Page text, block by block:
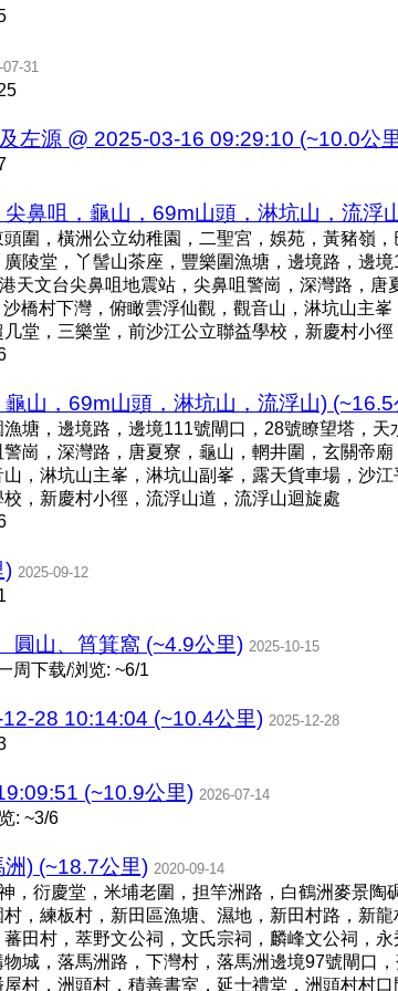
07-31
左源 @ 2025-03-16 09:29:10 (~10.0公
鼻咀，龜山，69m山頭，淋坑山，流浮
圍，橫洲公立幼稚園，二聖宮，娛苑，黃豬嶺
陵堂，丫髻山茶座，豐樂圍漁塘，邊境路，邊
天文台尖鼻咀地震站，尖鼻咀警崗，深灣路，唐
橋村下灣，俯瞰雲浮仙觀，觀音山，淋坑山主
堂，三樂堂，前沙江公立聯益學校，新慶村小
山，69m山頭，淋坑山，流浮山) (~16.5
塘，邊境路，邊境111號閘口，28號瞭望塔，
崗，深灣路，唐夏寮，龜山，輞井圍，玄關帝
，淋坑山主峯，淋坑山副峯，露天貨車場，沙
，新慶村小徑，流浮山道，流浮山迴旋處
) 2025-09-12
圓山、筲箕窩 (~4.9公里) 2025-10-15
周下载/浏览: ~6/1
28 10:14:04 (~10.4公里) 2025-12-28
(~10.9公里) 2026-07-14
: ~3/6
) (~18.7公里) 2020-09-14
，衍慶堂，米埔老圍，担竿洲路，白鶴洲麥景陶
，練板村，新田區漁塘、濕地，新田村路，新
田村，萃野文公祠，文氏宗祠，麟峰文公祠，
城，落馬洲路，下灣村，落馬洲邊境97號閘口
村，洲頭村，積善書室，延士禮堂，洲頭村村口